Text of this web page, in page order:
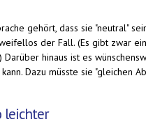
gehört, dass sie "neutral"
der Fall. (Es gibt zwar
hinaus ist es
Dazu müsste sie "gleichen
leichter